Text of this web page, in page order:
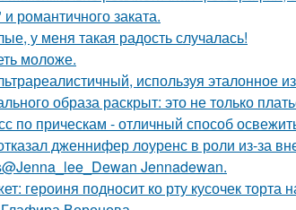
романтичного заката.
у меня такая радость случалась!
моложе.
используя эталонное
образа раскрыт: это не только
по прическам - отличный способ
дженнифер лоуренс в роли из-за
Jennadewan.
героиня подносит ко рту кусочек